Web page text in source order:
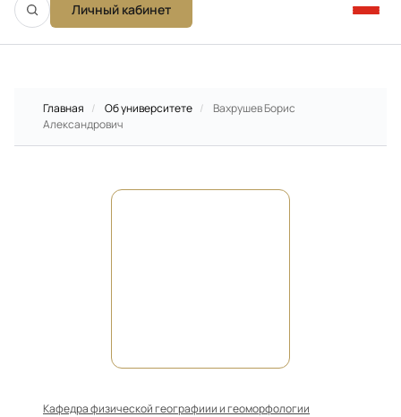
Личный кабинет
Главная / Об университете /
Вахрушев Борис
Александрович
Кафедра физической географиии и геоморфологии